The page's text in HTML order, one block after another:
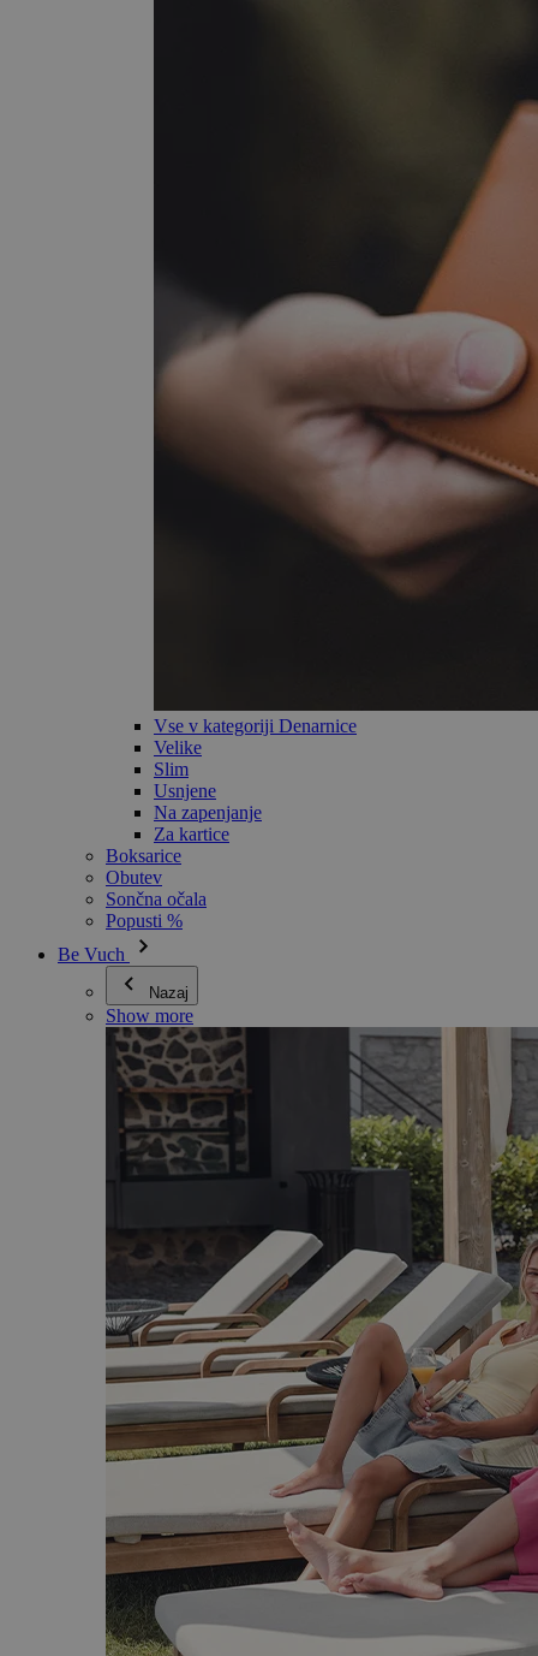
Vse v kategoriji Denarnice
Velike
Slim
Usnjene
Na zapenjanje
Za kartice
Boksarice
Obutev
Sončna očala
Popusti %
Be Vuch
Nazaj
Show more